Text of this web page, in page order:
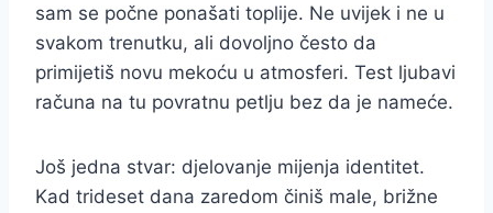
sam se počne ponašati toplije. Ne uvijek i ne u
svakom trenutku, ali dovoljno često da
primijetiš novu mekoću u atmosferi. Test ljubavi
računa na tu povratnu petlju bez da je nameće.
Još jedna stvar: djelovanje mijenja identitet.
Kad trideset dana zaredom činiš male, brižne